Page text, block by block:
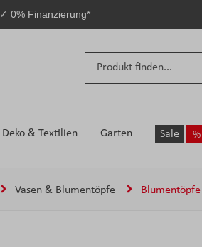
✓ 0% Finanzierung*
Deko & Textilien Garten Sale
Vasen & Blumentöpfe Blumentöpfe